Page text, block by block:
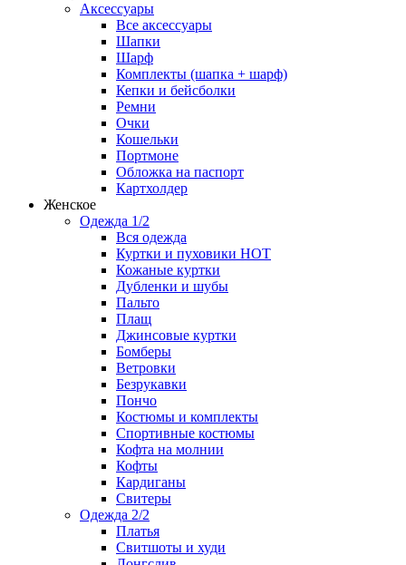
Аксессуары
Все аксессуары
Шапки
Шарф
Комплекты (шапка + шарф)
Кепки и бейсболки
Ремни
Очки
Кошельки
Портмоне
Обложка на паспорт
Картхолдер
Женское
Одежда 1/2
Вся одежда
Куртки и пуховики HOT
Кожаные куртки
Дубленки и шубы
Пальто
Плащ
Джинсовые куртки
Бомберы
Ветровки
Безрукавки
Пончо
Костюмы и комплекты
Спортивные костюмы
Кофта на молнии
Кофты
Кардиганы
Свитеры
Одежда 2/2
Платья
Свитшоты и худи